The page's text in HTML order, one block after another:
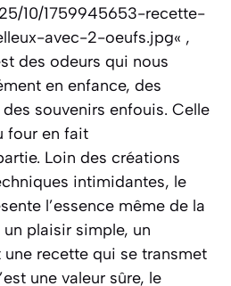
10/1759945653-recette-
avec-2-oeufs.jpg« ,
des odeurs qui nous
en enfance, des
souvenirs enfouis. Celle
four en fait
Loin des créations
intimidantes, le
l’essence même de la
plaisir simple, un
recette qui se transmet
une valeur sûre, le